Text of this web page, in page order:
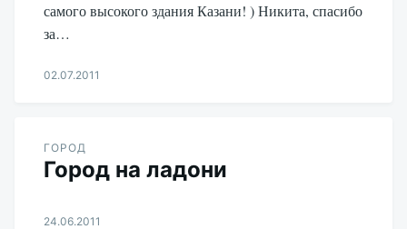
самого высокого здания Казани! ) Никита, спасибо
за…
02.07.2011
ГОРОД
Город на ладони
24.06.2011